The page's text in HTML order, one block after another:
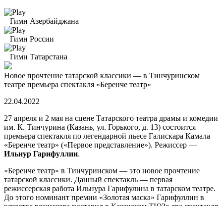
Гимн Азербайджана
Гимн России
Гимн Татарстана
Новое прочтение татарской классики — в Тинчуринском
театре премьера спектакля «Беренче театр»
22.04.2022
27 апреля и 2 мая на сцене Татарского театра драмы и комедии
им. К. Тинчурина (Казань, ул. Горького, д. 13) состоится
премьера спектакля по легендарной пьесе Галискара Камала
«Беренче театр» («Первое представление»). Режиссер —
Ильнур Гарифуллин.
«Беренче театр» в Тинчуринском — это новое прочтение
татарской классики. Данный спектакль — первая
режиссерская работа Ильнура Гарифулина в татарском театре.
До этого номинант премии «Золотая маска» Гарифуллин в